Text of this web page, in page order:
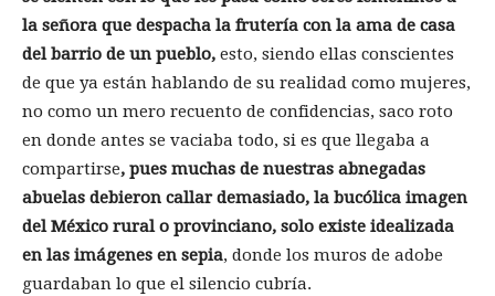
la señora que despacha la frutería con la ama de casa
del barrio de un pueblo, esto, siendo ellas conscientes
de que ya están hablando de su realidad como mujeres,
no como un mero recuento de confidencias, saco roto
en donde antes se vaciaba todo, si es que llegaba a
compartirse, pues muchas de nuestras abnegadas
abuelas debieron callar demasiado, la bucólica imagen
del México rural o provinciano, solo existe idealizada
en las imágenes en sepia, donde los muros de adobe
guardaban lo que el silencio cubría.